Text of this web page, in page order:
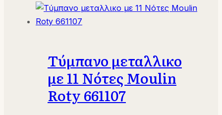
Τύμπανο μεταλλικο
με 11 Νότες Moulin
Roty 661107